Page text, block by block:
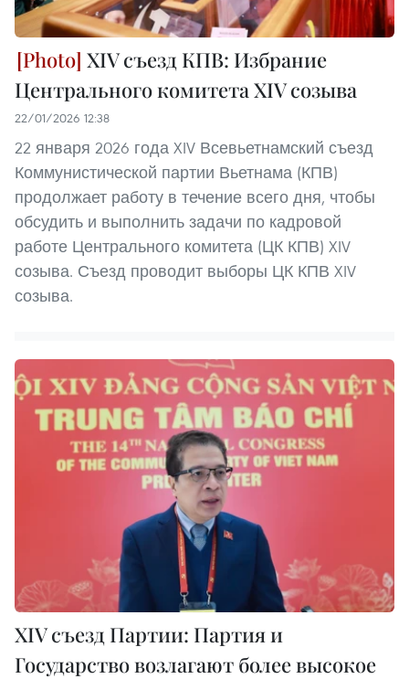
XIV съезд КПВ: Избрание
Центрального комитета XIV созыва
22/01/2026 12:38
22 января 2026 года XIV Всевьетнамский съезд
Коммунистической партии Вьетнама (КПВ)
продолжает работу в течение всего дня, чтобы
обсудить и выполнить задачи по кадровой
работе Центрального комитета (ЦК КПВ) XIV
созыва. Съезд проводит выборы ЦК КПВ XIV
созыва.
XIV съезд Партии: Партия и
Государство возлагают более высокое